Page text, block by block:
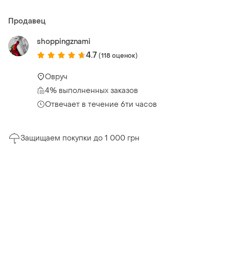
Продавец
shoppingznami
4.7 (118 оценок)
Овруч
4% выполненных заказов
Отвечает в течение 6ти часов
Защищаем покупки до 1 000 грн